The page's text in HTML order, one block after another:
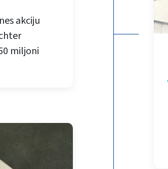
akciju
miljoni